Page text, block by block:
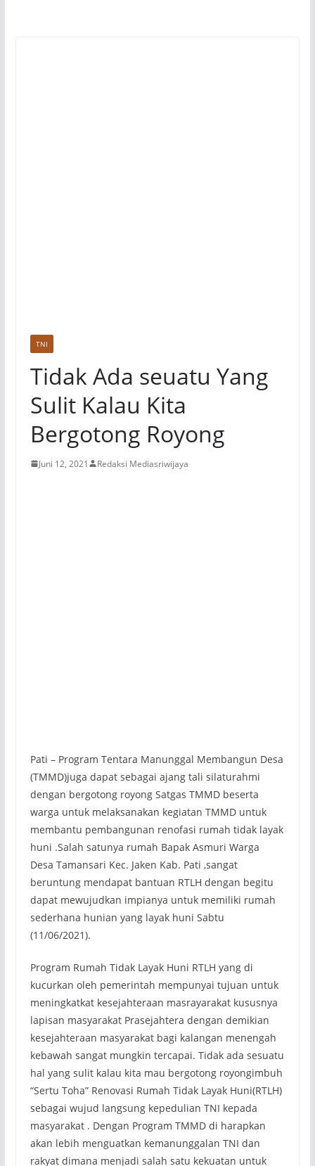
TNI
Tidak Ada seuatu Yang
Sulit Kalau Kita
Bergotong Royong
Juni 12, 2021 Redaksi Mediasriwijaya
Pati – Program Tentara Manunggal Membangun Desa
(TMMD)juga dapat sebagai ajang tali silaturahmi
dengan bergotong royong Satgas TMMD beserta
warga untuk melaksanakan kegiatan TMMD untuk
membantu pembangunan renofasi rumah tidak layak
huni .Salah satunya rumah Bapak Asmuri Warga
Desa Tamansari Kec. Jaken Kab. Pati ,sangat
beruntung mendapat bantuan RTLH dengan begitu
dapat mewujudkan impianya untuk memiliki rumah
sederhana hunian yang layak huni Sabtu
(11/06/2021).
Program Rumah Tidak Layak Huni RTLH yang di
kucurkan oleh pemerintah mempunyai tujuan untuk
meningkatkat kesejahteraan masrayarakat kususnya
lapisan masyarakat Prasejahtera dengan demikian
kesejahteraan masyarakat bagi kalangan menengah
kebawah sangat mungkin tercapai. Tidak ada sesuatu
hal yang sulit kalau kita mau bergotong royongimbuh
“Sertu Toha” Renovasi Rumah Tidak Layak Huni(RTLH)
sebagai wujud langsung kepedulian TNI kepada
masyarakat . Dengan Program TMMD di harapkan
akan lebih menguatkan kemanunggalan TNI dan
rakyat dimana menjadi salah satu kekuatan untuk